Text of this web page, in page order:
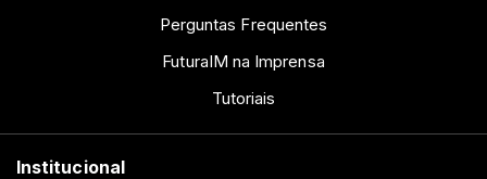
Perguntas Frequentes
FuturaIM na Imprensa
Tutoriais
Institucional